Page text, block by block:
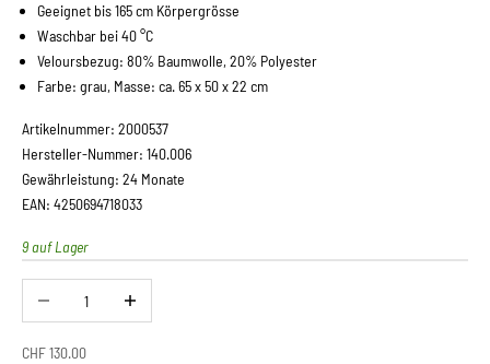
Geeignet bis 165 cm Körpergrösse
Waschbar bei 40 °C
Veloursbezug: 80% Baumwolle, 20% Polyester
Farbe: grau, Masse: ca. 65 x 50 x 22 cm
Artikelnummer: 2000537
Hersteller-Nummer: 140.006
Gewährleistung: 24 Monate
EAN: 4250694718033
9 auf Lager
Anzahl erhöhen
Angebot
CHF 130.00